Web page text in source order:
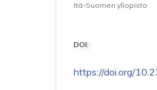
Itä-Suomen yliopisto
DOI:
https://doi.org/